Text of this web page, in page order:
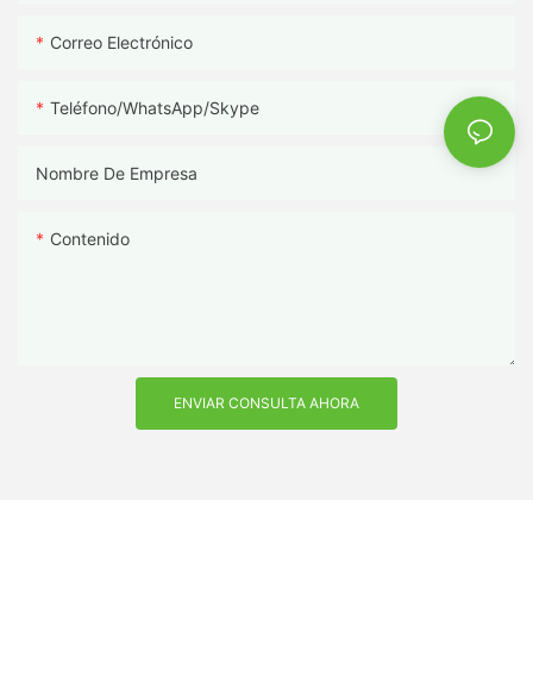
Correo Electrónico
Teléfono/WhatsApp/Skype
Nombre De Empresa
Contenido
ENVIAR CONSULTA AHORA